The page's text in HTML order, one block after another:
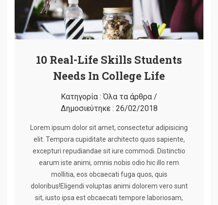
10 Real-Life Skills Students
Needs In College Life
Κατηγορία :Όλα τα άρθρα /
Δημοσιεύτηκε : 26/02/2018
Lorem ipsum dolor sit amet, consectetur adipisicing
elit. Tempora cupiditate architecto quos sapiente,
excepturi repudiandae sit iure commodi. Distinctio
earum iste animi, omnis nobis odio hic illo rem
mollitia, eos obcaecati fuga quos, quis
doloribus!Eligendi voluptas animi dolorem vero sunt
sit, iusto ipsa est obcaecati tempore laboriosam,